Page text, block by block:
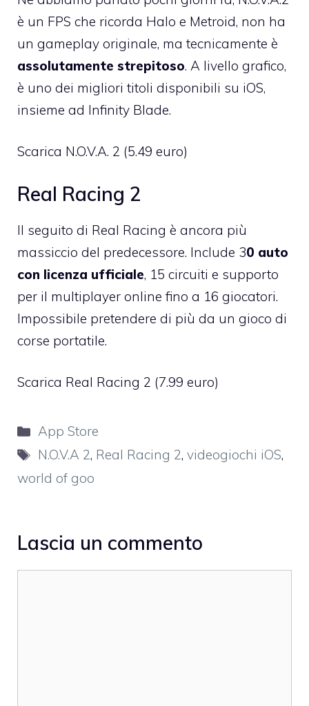
è un FPS che ricorda Halo e Metroid, non ha
un gameplay originale, ma tecnicamente è
assolutamente strepitoso. A livello grafico,
è uno dei migliori titoli disponibili su iOS,
insieme ad Infinity Blade.
Scarica N.O.V.A. 2 (5.49 euro)
Real Racing 2
Il seguito di Real Racing è ancora più
massiccio del predecessore. Include 30 auto
con licenza ufficiale, 15 circuiti e supporto
per il multiplayer online fino a 16 giocatori.
Impossibile pretendere di più da un gioco di
corse portatile.
Scarica Real Racing 2 (7.99 euro)
Categorie
App Store
Tag
N.O.V.A 2, Real Racing 2,videogiochi iOS,
world of goo
Lascia un commento